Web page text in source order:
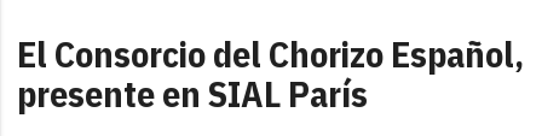
El Consorcio del Chorizo Español,
presente en SIAL París